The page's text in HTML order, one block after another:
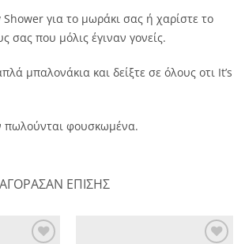
Shower για το μωράκι σας ή χαρίστε το
σας που μόλις έγιναν γονείς.
μπαλονάκια και δείξτε σε όλους οτι It’s
πωλούνται φουσκωμένα.
ΕΠΙΣΗΣ